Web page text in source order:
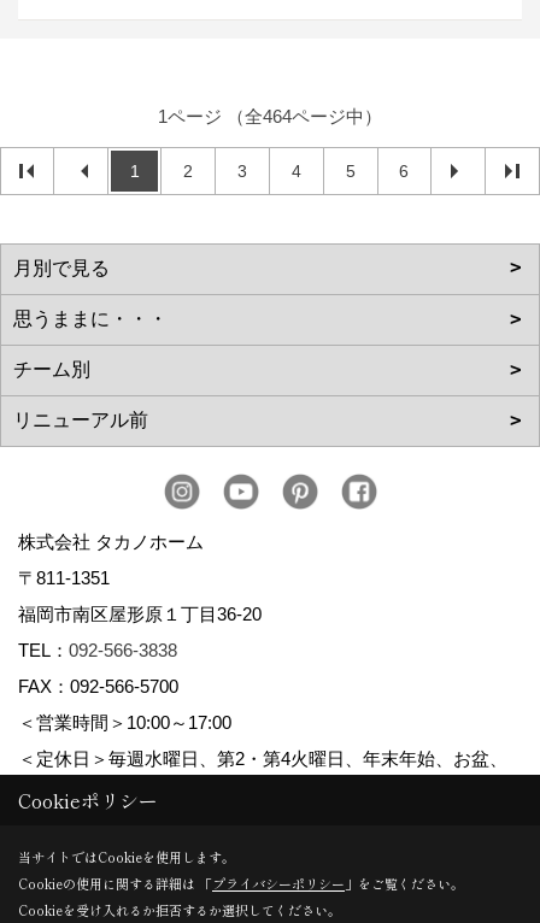
1ページ （全464ページ中）
1 2 3 4 5 6
株式会社 タカノホーム
〒811-1351
福岡市南区屋形原１丁目36-20
TEL： 092-566-3838
FAX：092-566-5700
＜営業時間＞10:00～17:00
＜定休日＞毎週水曜日、第2・第4火曜日、年末年始、お盆、
ゴールデンウィーク、夏季休暇
Copyright (c) TAKANO CONSTRUCTION CO.,LTD. All Rights Reserved.
Cookieポリシー
当サイトではCookieを使用します。
Cookieの使用に関する詳細は 「プライバシーポリシー 」をご覧ください。
Cookieを受け入れるか拒否するか選択してください。